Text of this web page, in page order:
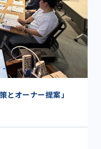
とオーナー提案」